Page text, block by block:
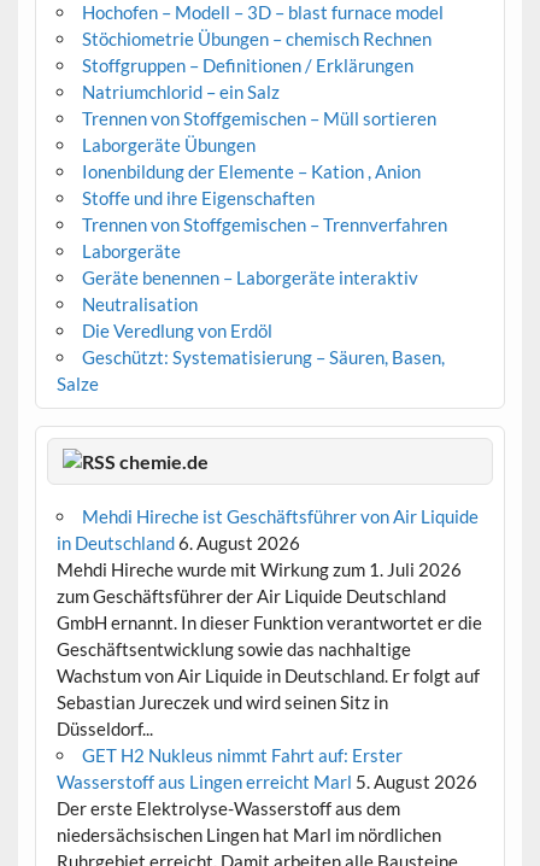
Hochofen – Modell – 3D – blast furnace model
Stöchiometrie Übungen – chemisch Rechnen
Stoffgruppen – Definitionen / Erklärungen
Natriumchlorid – ein Salz
Trennen von Stoffgemischen – Müll sortieren
Laborgeräte Übungen
Ionenbildung der Elemente – Kation , Anion
Stoffe und ihre Eigenschaften
Trennen von Stoffgemischen – Trennverfahren
Laborgeräte
Geräte benennen – Laborgeräte interaktiv
Neutralisation
Die Veredlung von Erdöl
Geschützt: Systematisierung – Säuren, Basen,
Salze
chemie.de
Mehdi Hireche ist Geschäftsführer von Air Liquide
in Deutschland6. August 2026
Mehdi Hireche wurde mit Wirkung zum 1. Juli 2026
zum Geschäftsführer der Air Liquide Deutschland
GmbH ernannt. In dieser Funktion verantwortet er die
Geschäftsentwicklung sowie das nachhaltige
Wachstum von Air Liquide in Deutschland. Er folgt auf
Sebastian Jureczek und wird seinen Sitz in
Düsseldorf...
GET H2 Nukleus nimmt Fahrt auf: Erster
Wasserstoff aus Lingen erreicht Marl 5. August 2026
Der erste Elektrolyse-Wasserstoff aus dem
niedersächsischen Lingen hat Marl im nördlichen
Ruhrgebiet erreicht. Damit arbeiten alle Bausteine